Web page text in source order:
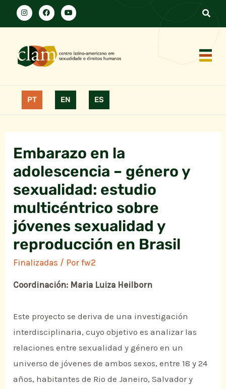
PT EN ES
Embarazo en la
adolescencia – género y
sexualidad: estudio
multicéntrico sobre
jóvenes sexualidad y
reproducción en Brasil
Finalizadas / Porfw2
Coordinación: Maria Luiza Heilborn
Este proyecto se deriva de una investigación
interdisciplinaria, cuyo objetivo es analizar las
relaciones entre sexualidad y género en un
universo de jóvenes de ambos sexos, entre 18 y 24
años, habitantes de Rio de Janeiro, Salvador y